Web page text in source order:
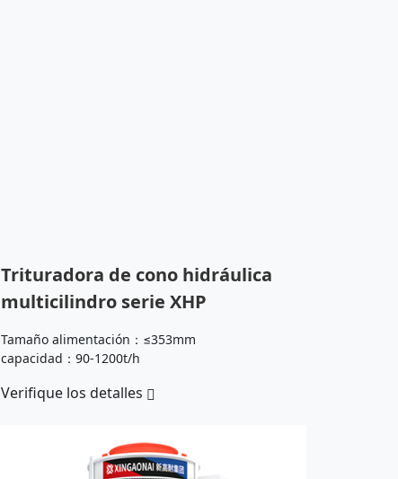
Trituradora de cono hidráulica
multicilindro serie XHP
Tamaño alimentación：≤353mm
capacidad：90-1200t/h
Verifique los detalles